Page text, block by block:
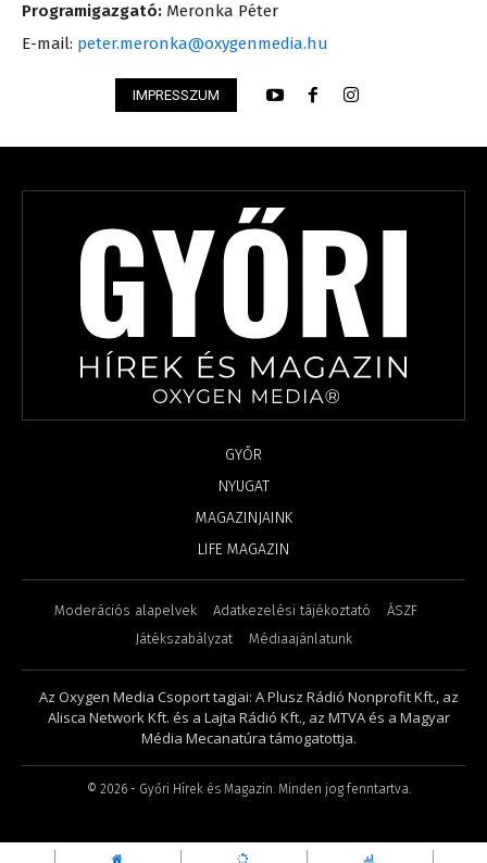
Programigazgató: Meronka Péter
E-mail: peter.meronka@oxygenmedia.hu
IMPRESSZUM
GYŐR
NYUGAT
MAGAZINJAINK
LIFE MAGAZIN
Moderációs alapelvek Adatkezelési tájékoztató
ÁSZF
Játékszabályzat
Médiaajánlatunk
Az Oxygen Media Csoport tagjai: A Plusz Rádió Nonprofit Kft., az
Alisca Network Kft. és a Lajta Rádió Kft., az MTVA és a Magyar
Média Mecanatúra támogatottja.
© 2026 - Győri Hírek és Magazin. Minden jog fenntartva.